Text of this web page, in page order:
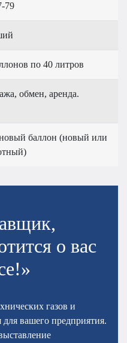
79
по 40 литров
обмен, аренда.
баллон (новый или
о вас
газов и
для вашего предприятия.